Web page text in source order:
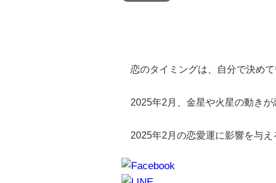
恋のタイミングは、自分で決め
2025年2月、金星や火星の動き
2025年2月の恋愛運に影響を与